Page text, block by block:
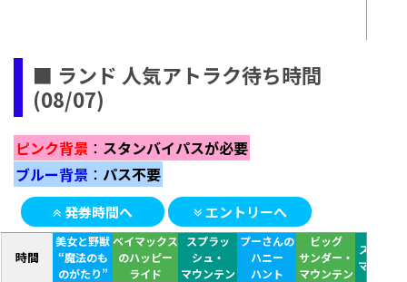
■ ランド 人気アトラク待ち時間
(08/07)
ピンク背景 ： スタンバイパスが必要
ブルー背景 ： パス不要
発券時間へ エントリーへ
時間
美女と野獣
“魔法のも
のがたり”
ベイマックス
のハッピー
ライド
スプラッ
シュ・
マウンテン
プーさんの
ハニー
ハント
ビッグ
サンダー・
マウンテン
スペース
マウンテ